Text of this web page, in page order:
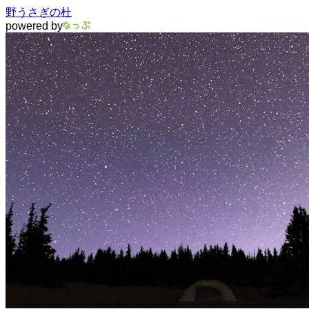
野うさぎの杜
powered by